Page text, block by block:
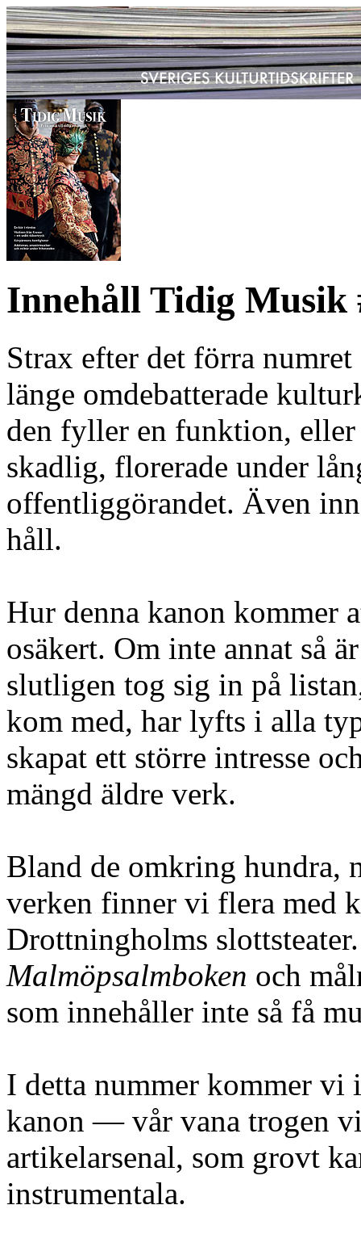
Innehåll Tidig Musik
Strax efter det förra
länge omdebatterade
den fyller en funktion,
skadlig, florerade under
offentliggörandet. Även
håll.
Hur denna kanon kommer
osäkert. Om inte annat så
slutligen tog sig in på
kom med, har lyfts i alla
skapat ett större intresse
mängd äldre verk.
Bland de omkring hundra,
verken finner vi flera med
Drottningholms
Malmöpsalmboken och
som innehåller inte så få
I detta nummer kommer vi
kanon — vår vana trogen
artikelarsenal, som grovt
instrumentala.